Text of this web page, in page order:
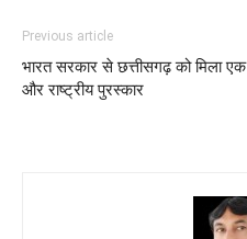
Previous article
भारत सरकार से छत्तीसगढ़ को मिला एक
और राष्ट्रीय पुरस्कार